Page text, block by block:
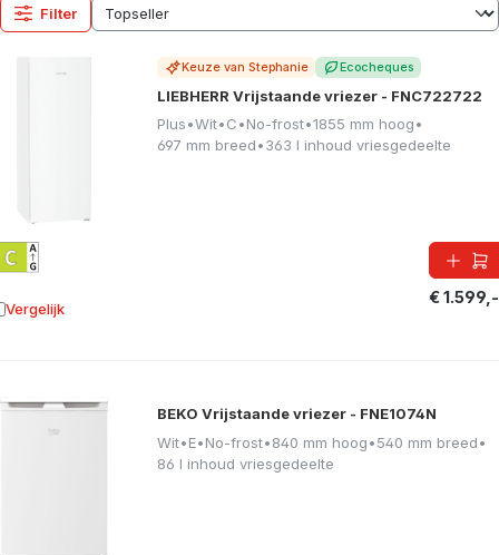
Filter
Keuze van Stephanie Ecocheques
LIEBHERR Vrijstaande vriezer - FNC722722
Plus•Wit•C•No-frost•1855 mm hoog•
697 mm breed•363 l inhoud vriesgedeelte
€ 1.599,-
Vergelijk aan vergelijking
BEKO Vrijstaande vriezer - FNE1074N
Wit•E•No-frost•840 mm hoog•540 mm breed•
86 l inhoud vriesgedeelte